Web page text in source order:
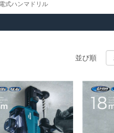
式ハンマドリル
並び順